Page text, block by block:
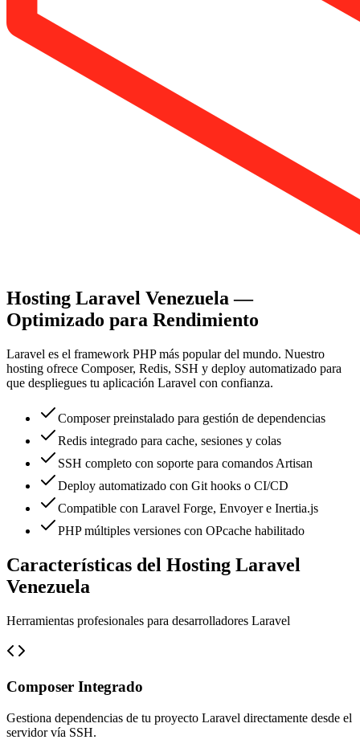
Hosting Laravel Venezuela —
Optimizado para Rendimiento
Laravel es el framework PHP más popular del mundo. Nuestro
hosting ofrece Composer, Redis, SSH y deploy automatizado para
que despliegues tu aplicación Laravel con confianza.
Composer preinstalado para gestión de dependencias
Redis integrado para cache, sesiones y colas
SSH completo con soporte para comandos Artisan
Deploy automatizado con Git hooks o CI/CD
Compatible con Laravel Forge, Envoyer e Inertia.js
PHP múltiples versiones con OPcache habilitado
Características del Hosting Laravel
Venezuela
Herramientas profesionales para desarrolladores Laravel
Composer Integrado
Gestiona dependencias de tu proyecto Laravel directamente desde el
servidor vía SSH.